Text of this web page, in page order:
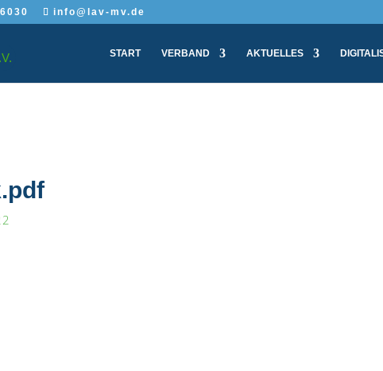
info@lav-mv.de
START VERBAND AKTUELLES